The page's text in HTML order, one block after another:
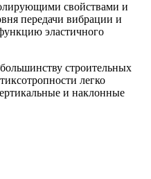
свойствами и
передачи вибрации и
эластичного
строительных
легко
и наклонные